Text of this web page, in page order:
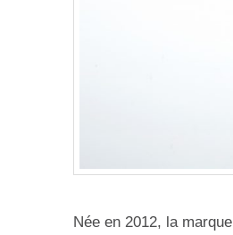
Née en 2012, la marque